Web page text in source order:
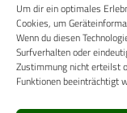
Um dir ein optimales
Cookies, um
Wenn du diesen
Surfverhalten oder
Zustimmung nicht erteilst
Funktionen beeinträchtigt
Cookie-